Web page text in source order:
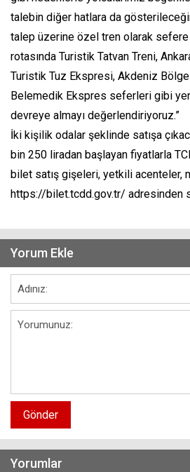
talebin diğer hatlara da
talep üzerine özel tren olarak sefere
rotasında Turistik Tatvan Treni,
Turistik Tuz Ekspresi, Akdeniz
Belemedik Ekspres seferleri gibi
devreye almayı değerlendiriyoruz.”
İki kişilik odalar şeklinde satışa
bin 250 liradan başlayan fiyatlarla
bilet satış gişeleri, yetkili acenteler,
https://bilet.tcdd.gov.tr/ adresinden
Yorum Ekle
Gönder
Yorumlar